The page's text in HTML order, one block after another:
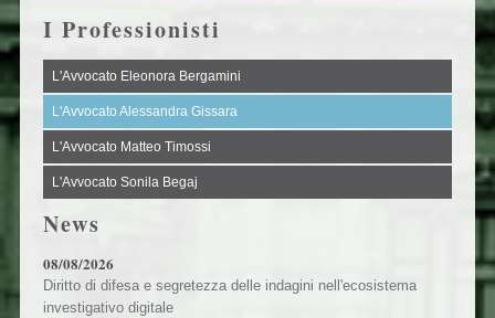
I Professionisti
L'Avvocato Eleonora Bergamini
L'Avvocato Alessandra Gissara
L'Avvocato Matteo Timossi
L'Avvocato Sonila Begaj
News
08/08/2026
Diritto di difesa e segretezza delle indagini nell'ecosistema
investigativo digitale